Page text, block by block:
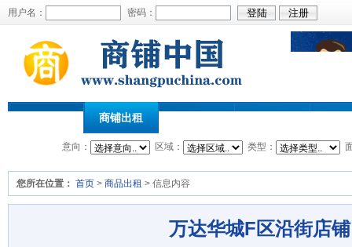
用户名： 密码：
商铺出租
意向： 区域： 类型：
您所在位置： 首页 > 商品出租 > 信息内容
万达华城F区沿街店铺